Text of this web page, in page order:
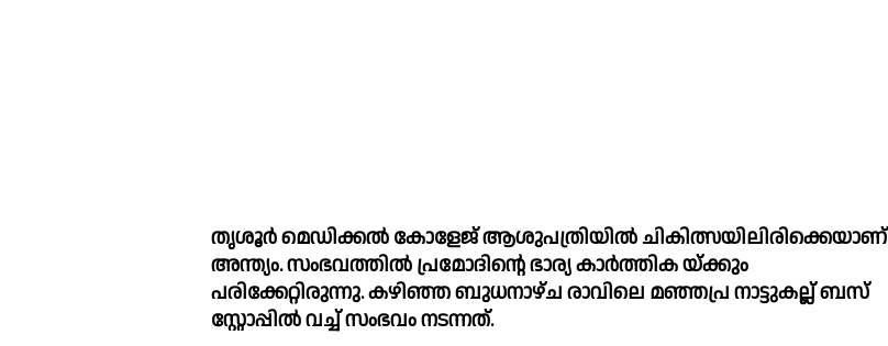
തൃശൂര്‍ മെഡിക്കല്‍ കോളേജ് ആശുപത്രിയില്‍ ചികിത്സയിലിരിക്കെയാണ്
അന്ത്യം. സംഭവത്തില്‍ പ്രമോദിന്റെ ഭാര്യ കാര്‍ത്തിക യ്ക്കും
പരിക്കേറ്റിരുന്നു. കഴിഞ്ഞ ബുധനാഴ്ച രാവിലെ മഞ്ഞപ്ര നാട്ടുകല്ല് ബസ്
സ്റ്റോപ്പില്‍ വച്ച്‌ സംഭവം നടന്നത്.